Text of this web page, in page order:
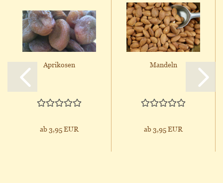
Aprikosen
ab 3,95 EUR
Mandeln
ab 3,95 EUR